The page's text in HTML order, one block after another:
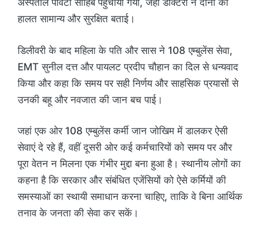
अस्पताल पांवटा साहिब पहुंचाया गया, जहां डॉक्टरों ने दोनों की
हालत सामान्य और सुरक्षित बताई।
डिलीवरी के बाद महिला के पति और सास ने 108 एम्बुलेंस सेवा,
EMT सुनील दत्त और पायलट प्रदीप चौहान का दिल से धन्यवाद
किया और कहा कि समय पर सही निर्णय और साहसिक प्रयासों से
उनकी बहू और नवजात की जान बच पाई।
जहां एक ओर 108 एम्बुलेंस कर्मी जान जोखिम में डालकर ऐसी
सेवाएं दे रहे हैं, वहीं दूसरी ओर कई कर्मचारियों को समय पर और
पूरा वेतन न मिलना एक गंभीर मुद्दा बना हुआ है। स्थानीय लोगों का
कहना है कि सरकार और संबंधित एजेंसियों को ऐसे कर्मियों की
समस्याओं का स्थायी समाधान करना चाहिए, ताकि वे बिना आर्थिक
तनाव के जनता की सेवा कर सकें।